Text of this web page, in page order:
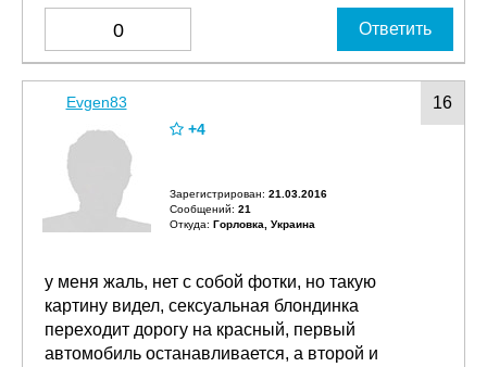
0 Ответить
16
Evgen83
+4
Зарегистрирован: 21.03.2016
Сообщений: 21
Откуда: Горловка, Украина
у меня жаль, нет с собой фотки, но такую
картину видел, сексуальная блондинка
переходит дорогу на красный, первый
автомобиль останавливается, а второй и